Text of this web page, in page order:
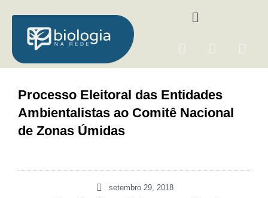
para
conteúdo
Menu
F
e
b
o
I
t
a
g
Y
Processo Eleitoral das Entidades
Ambientalistas ao Comitê Nacional
de Zonas Úmidas
setembro 29, 2018